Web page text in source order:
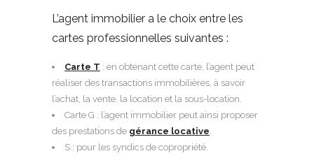
L’agent immobilier a le choix entre les
cartes professionnelles suivantes :
Carte T : en obtenant cette carte, l’agent peut
réaliser des transactions immobilières, à savoir
l’achat, la vente, la location et la sous-location.
Carte G : l’agent immobilier peut ainsi proposer
des prestations de gérance locative
S : pour les syndics de copropriété.